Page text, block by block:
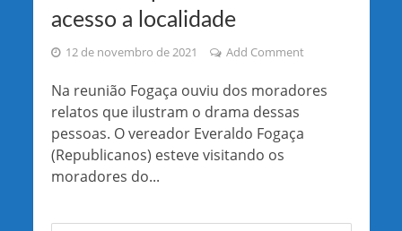
acesso a localidade
12 de novembro de 2021 Add Comment
Na reunião Fogaça ouviu dos moradores
relatos que ilustram o drama dessas
pessoas. O vereador Everaldo Fogaça
(Republicanos) esteve visitando os
moradores do...